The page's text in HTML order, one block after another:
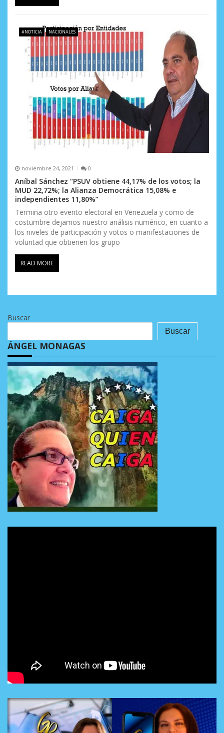
#NOTICIA NACIONALES
noviembre 24, 2021 0
Aníbal Sánchez “PSUV obtiene 44,17% de los votos; la
MUD 22,72%; la Alianza Democrática 15,08% e
independientes 11,80%”
Termina otro evento electoral en Venezuela y como de
costumbre dejamos nuestro análisis numérico, en cuanto a
los niveles de participación y votos o manifestaciones de
voluntad que obtienen los grupo
READ MORE
Buscar
Buscar
ÁNGEL MONAGAS